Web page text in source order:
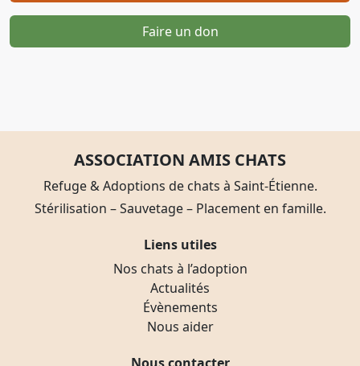
Faire un don
ASSOCIATION AMIS CHATS
Refuge & Adoptions de chats à Saint-Étienne.
Stérilisation – Sauvetage – Placement en famille.
Liens utiles
Nos chats à l’adoption
Actualités
Évènements
Nous aider